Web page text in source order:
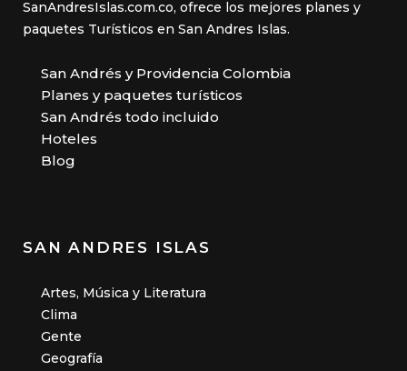
SanAndresIslas.com.co, ofrece los mejores planes y
paquetes Turísticos en San Andres Islas.
San Andrés y Providencia Colombia
Planes y paquetes turísticos
San Andrés todo incluido
Hoteles
Blog
SAN ANDRES ISLAS
Artes, Música y Literatura
Clima
Gente
Geografía